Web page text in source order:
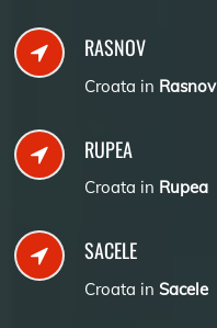
RASNOV
Croata in Rasnov
RUPEA
Croata in Rupea
SACELE
Croata in Sacele